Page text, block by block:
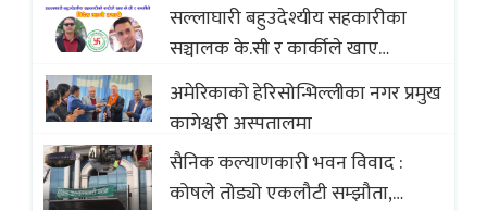
सल्लाघारी बहुउदेश्यीय सहकारीका
सञ्चालक के.सी र कार्कीले खाए
सदस्यको करोडौं बचत
अमेरिकाको हेरिसोन्भिल्लीका नगर प्रमुख
कागेश्वरी अस्पतालमा
सैनिक कल्याणकारी भवन विवाद :
कोषले तोड्यो एकलौटी सम्झौता,